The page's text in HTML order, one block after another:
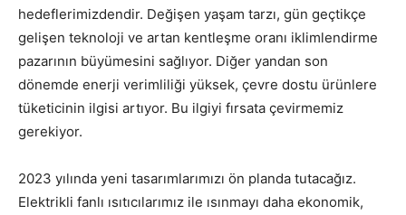
hedeflerimizdendir. Değişen yaşam tarzı, gün geçtikçe
gelişen teknoloji ve artan kentleşme oranı iklimlendirme
pazarının büyümesini sağlıyor. Diğer yandan son
dönemde enerji verimliliği yüksek, çevre dostu ürünlere
tüketicinin ilgisi artıyor. Bu ilgiyi fırsata çevirmemiz
gerekiyor.
2023 yılında yeni tasarımlarımızı ön planda tutacağız.
Elektrikli fanlı ısıtıcılarımız ile ısınmayı daha ekonomik,